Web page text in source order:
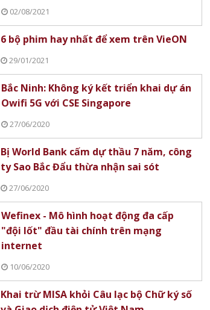
02/08/2021
6 bộ phim hay nhất để xem trên VieON
29/01/2021
Bắc Ninh: Không ký kết triển khai dự án
Owifi 5G với CSE Singapore
27/06/2020
Bị World Bank cấm dự thầu 7 năm, công
ty Sao Bắc Đẩu thừa nhận sai sót
27/06/2020
Wefinex - Mô hình hoạt động đa cấp
"đội lốt" đầu tài chính trên mạng
internet
10/06/2020
Khai trừ MISA khỏi Câu lạc bộ Chữ ký số